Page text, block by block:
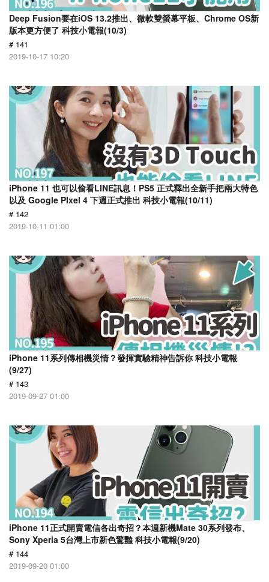
Deep Fusion要在iOS 13.2推出、微軟雙螢幕平板、Chrome OS新
版本更方便了 科技小電報(10/3)
# 141
2019-10-17 10:20
iPhone 11 也可以偷看LINE訊息！PS5 正式釋出全新手把兩大特色
以及 Google PIxel 4 下週正式推出 科技小電報(10/11)
# 142
2019-10-11 01:00
iPhone 11系列傳相機災情？發揮實驗精神告訴你 科技小電報
(9/27)
# 143
2019-09-27 01:00
iPhone 11正式開賣電信各出奇招？本週新機Mate 30系列發布、
Sony Xperia 5台灣上市新色驚豔 科技小電報(9/20)
# 144
2019-09-20 01:00